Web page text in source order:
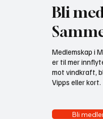
Bli
Medlemskap i
er til mer
mot vindkraft,
Vipps eller kort.
Bli